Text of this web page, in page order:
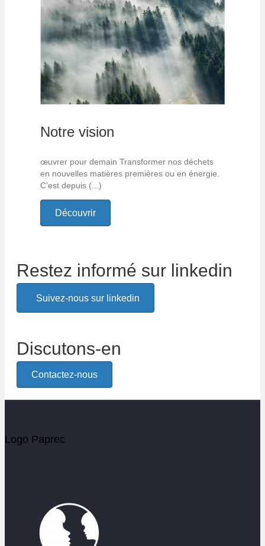
Notre vision
œuvrer pour demain Transformer nos déchets
en nouvelles matières premières ou en énergie.
C’est depuis (...)
Découvrir
Restez informé sur linkedin
Suivez-nous sur linkedin
Discutons-en
Contactez-nous
Logo Paprec